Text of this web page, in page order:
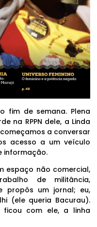
fim de semana. Plena
na RPPN dele, a Linda
a conversar
acesso a um veículo
informação.
espaço não comercial,
de militância,
propôs um jornal; eu,
(ele queria Bacurau).
ficou com ele, a linha